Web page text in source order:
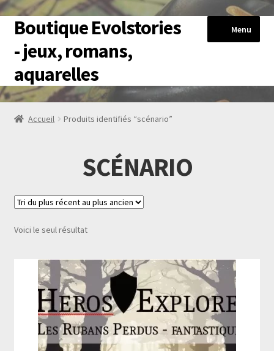
Aller
à
la
navigation
Aller
au
contenu
Boutique Evolstories
- jeux, romans,
aquarelles
Menu
Accueil
Romans
Reproductions Aquarelles
Mon compte
Accueil Produits identifiés “scénario”
SCÉNARIO
Voici le seul résultat